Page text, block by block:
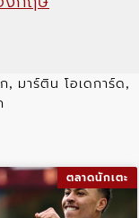
, มาร์ติน โอเดการ์ด,
ตลาดนักเตะ